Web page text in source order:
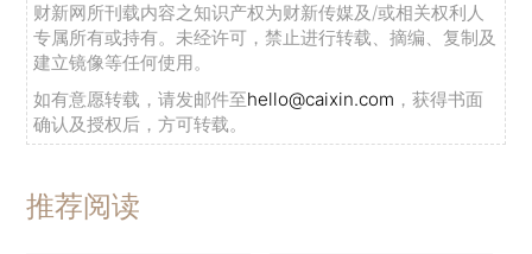
财新网所刊载内容之知识产权为财新传媒及/或相关权利人
专属所有或持有。未经许可，禁止进行转载、摘编、复制及
建立镜像等任何使用。
如有意愿转载，请发邮件至hello@caixin.com ，获得书面
确认及授权后，方可转载。
推荐阅读